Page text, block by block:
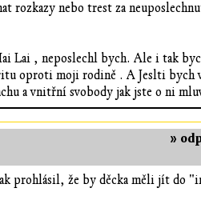
rozkazy nebo trest za
Lai , neposlechl bych. Ale i tak
oproti moji rodině . A Jeslti bych
a vnitřní svobody jak jste o ni
»
prohlásil, že by děcka měli jít do